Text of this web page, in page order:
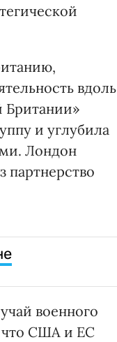
вдоль
Британии»
и углубила
Лондон
партнерство
военного
что США и ЕС